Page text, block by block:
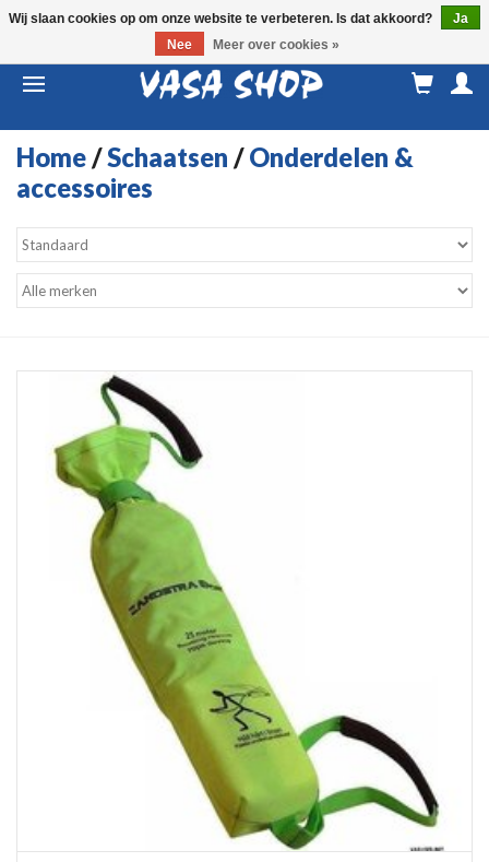
Home/Schaatsen /Onderdelen &
accessoires
Wij slaan cookies op om onze website te verbeteren. Is dat akkoord?
Ja
Nee
Meer over cookies »